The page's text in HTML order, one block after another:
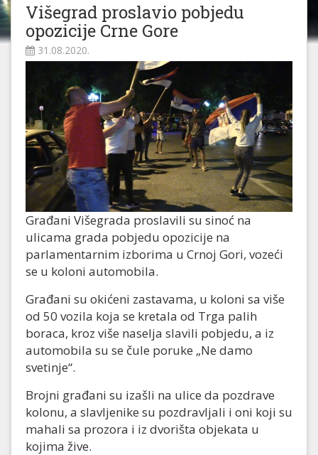
Višegrad proslavio pobjedu
opozicije Crne Gore
31.08.2020.
Građani Višegrada proslavili su sinoć na
ulicama grada pobjedu opozicije na
parlamentarnim izborima u Crnoj Gori, vozeći
se u koloni automobila.
Građani su okićeni zastavama, u koloni sa više
od 50 vozila koja se kretala od Trga palih
boraca, kroz više naselja slavili pobjedu, a iz
automobila su se čule poruke „Ne damo
svetinje“.
Brojni građani su izašli na ulice da pozdrave
kolonu, a slavljenike su pozdravljali i oni koji su
mahali sa prozora i iz dvorišta objekata u
kojima žive.